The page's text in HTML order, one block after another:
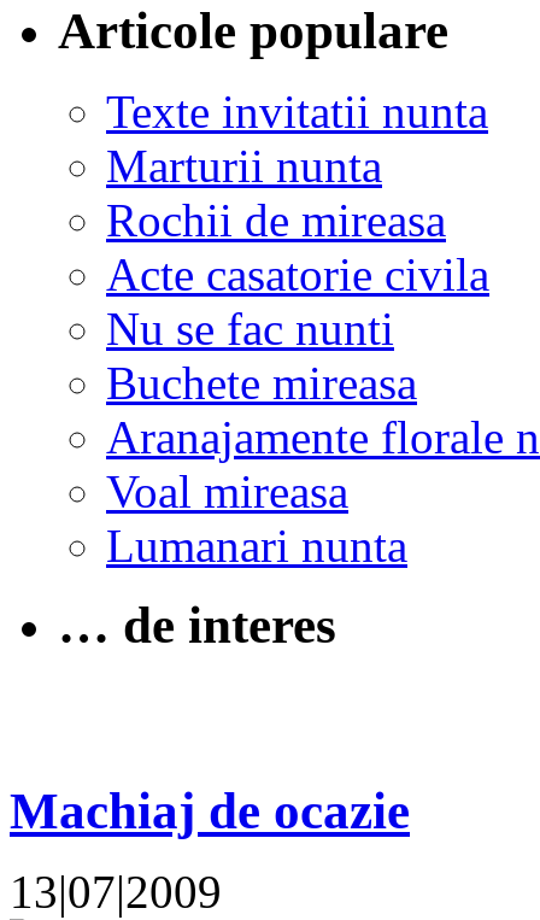
Articole populare
Texte invitatii nunta
Marturii nunta
Rochii de mireasa
Acte casatorie civila
Nu se fac nunti
Buchete mireasa
Aranajamente florale
Voal mireasa
Lumanari nunta
… de interes
Machiaj de ocazie
13|07|2009